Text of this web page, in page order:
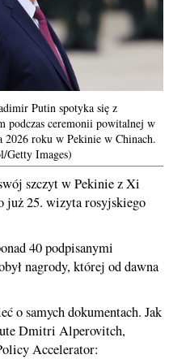
Putin spotyka się z
podczas ceremonii powitalnej w
roku w Pekinie w Chinach.
Getty Images)
szczyt w Pekinie z Xi
już 25. wizyta rosyjskiego
40 podpisanymi
nagrody, której od dawna
o samych dokumentach. Jak
Dmitri Alperovitch,
Accelerator: